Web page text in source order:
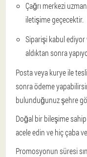
Çağrı merkezi
iletişime geçecektir.
Siparişi kabul
aldıktan sonra
Posta veya kurye ile
sonra ödeme
bulunduğunuz şehre
Doğal bir bileşime
acele edin ve hiç çaba
Promosyonun süresi